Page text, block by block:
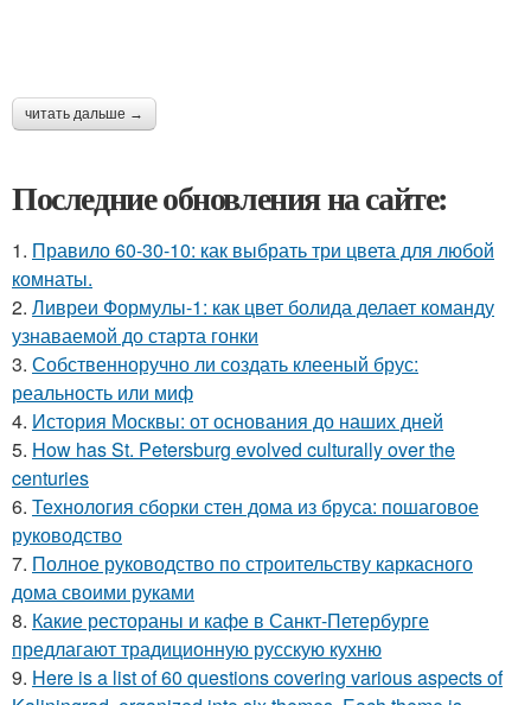
читать дальше →
Последние обновления на сайте:
1. Правило 60-30-10: как выбрать три цвета для любой
комнаты.
2. Ливреи Формулы-1: как цвет болида делает команду
узнаваемой до старта гонки
3. Собственноручно ли создать клееный брус:
реальность или миф
4. История Москвы: от основания до наших дней
5. How has St. Petersburg evolved culturally over the
centuries
6. Технология сборки стен дома из бруса: пошаговое
руководство
7. Полное руководство по строительству каркасного
дома своими руками
8. Какие рестораны и кафе в Санкт-Петербурге
предлагают традиционную русскую кухню
9. Here is a list of 60 questions covering various aspects of